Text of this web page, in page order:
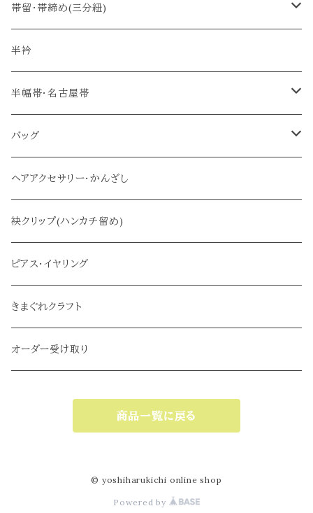
羽織紐
ショール留め
帯留・帯締め(三分紐)
帯留
帯締め(三分紐)
半衿
半幅帯・名古屋帯
半幅帯
名古屋帯
バッグ
メインバッグ
サブバッグ
ヘアアクセサリー・かんざし
袂クリップ(ハンカチ留め)
ピアス・イヤリング
きまぐれクラフト
オーダー受け取り
商品一覧に戻る
© yoshiharukichi online shop
Powered by